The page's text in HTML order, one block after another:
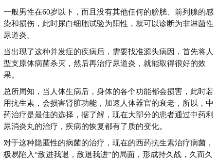
一般男性在60岁以下，而且没有其他任何的膀胱、前列腺的感
染和损伤，此时尿白细胞试验为阳性，就可以诊断为非淋菌性
尿道炎。
当出现了这种并发症的疾病后，需要找准源头病因，首先将人
型支原体病菌杀灭，然后再治疗尿道炎，就能取得很好的效
果。
总所周知，当人体生病后，身体的各个功能都会损害，此时若
用抗生素，会损害肾脏功能，加速人体器官的衰老，所以，中
药治疗是最佳的选择，据了解，现在大部分的患者通过中药利
尿消炎丸的治疗，疾病的恢复都有了质的变化。
对于这种隐匿性的病菌的治疗，现在的西药抗生素治疗病菌，
极易陷入“敌进我退，敌退我进”的局面，形成持久战，久而久